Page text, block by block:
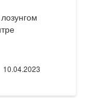
10.04.2023